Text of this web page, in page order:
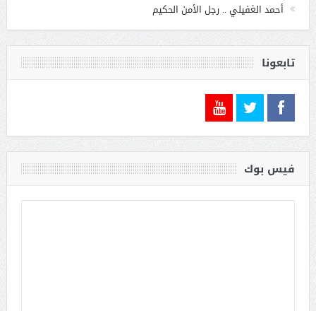
أحمد الغفيلي .. رجل الأمن الحكيم
تابعونا
فيس بوك